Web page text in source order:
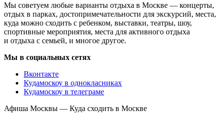
Мы советуем любые варианты отдыха в Москве — концерты,
отдых в парках, достопримечательности для экскурсий, места,
куда можно сходить с ребенком, выставки, театры, шоу,
спортивные мероприятия, места для активного отдыха
и отдыха с семьей, и многое другое.
Мы в социальных сетях
Вконтакте
Кудамоскоу в однокласниках
Кудамоскоу в телеграме
Афиша Москвы — Куда сходить в Москве